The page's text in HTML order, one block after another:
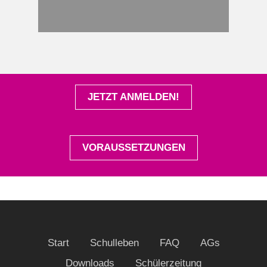
JETZT ANMELDEN!
VORAUSSETZUNGEN
Start Schulleben FAQ
AGs
Downloads
Schülerzeitung